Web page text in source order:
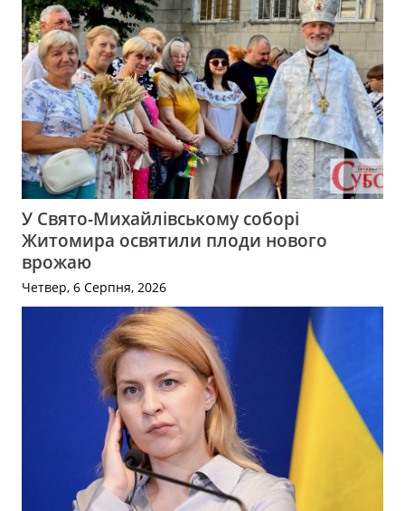
У Свято-Михайлівському соборі
Житомира освятили плоди нового
врожаю
Четвер, 6 Серпня, 2026